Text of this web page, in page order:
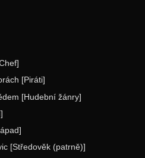
[Piráti]
[Hudební žánry]
[Středověk (patrně)]